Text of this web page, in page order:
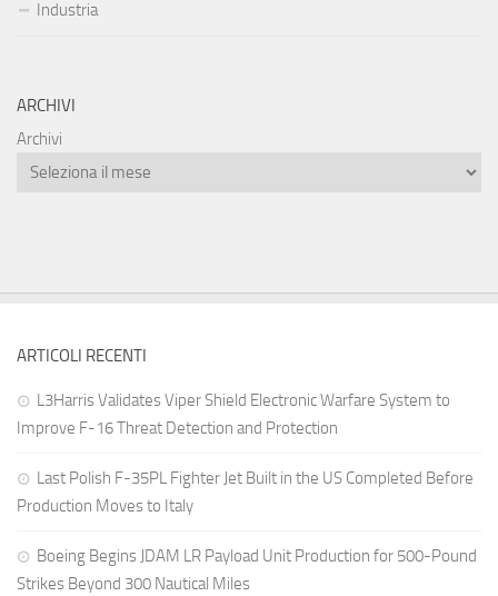
Industria
ARCHIVI
Archivi
ARTICOLI RECENTI
L3Harris Validates Viper Shield Electronic Warfare System to
Improve F-16 Threat Detection and Protection
Last Polish F-35PL Fighter Jet Built in the US Completed Before
Production Moves to Italy
Boeing Begins JDAM LR Payload Unit Production for 500-Pound
Strikes Beyond 300 Nautical Miles